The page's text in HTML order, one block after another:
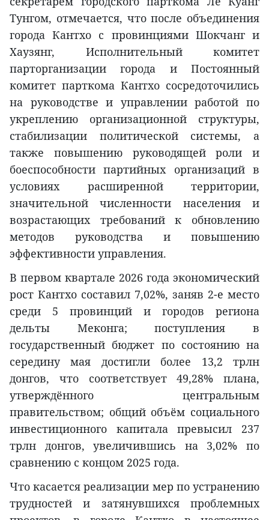
Тунгом, отмечается, что после объединения
города Кантхо с провинциями Шокчанг и
Хаузянг, Исполнительный комитет
парторганизации города и Постоянный
комитет парткома Кантхо сосредоточились
на руководстве и управлении работой по
укреплению организационной структуры,
стабилизации политической системы, а
также повышению руководящей роли и
боеспособности партийных организаций в
условиях расширенной территории,
значительной численности населения и
возрастающих требований к обновлению
методов руководства и повышению
эффективности управления.
В первом квартале 2026 года экономический
рост Кантхо составил 7,02%, заняв 2-е место
среди 5 провинций и городов региона
дельты Меконга; поступления в
государственный бюджет по состоянию на
середину мая достигли более 13,2 трлн
донгов, что соответствует 49,28% плана,
утверждённого центральным
правительством; общий объём социального
инвестиционного капитала превысил 237
трлн донгов, увеличившись на 3,02% по
сравнению с концом 2025 года.
Что касается реализации мер по устранению
трудностей и затянувшихся проблемных